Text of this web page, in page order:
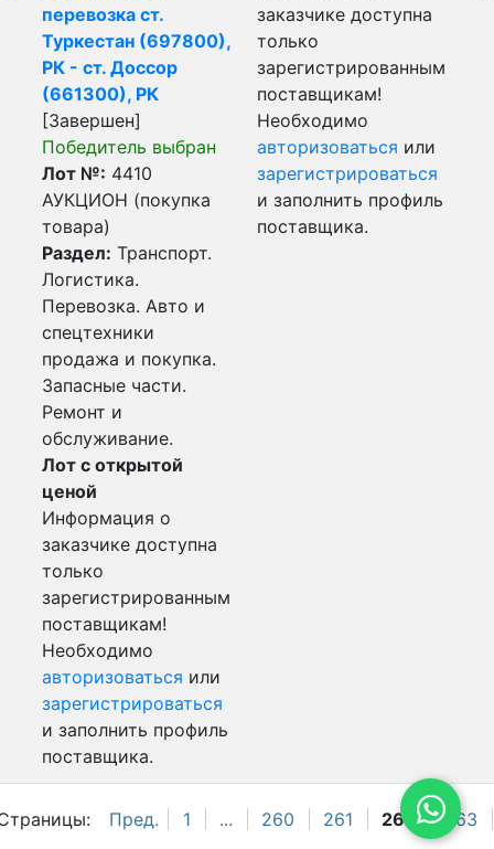
Пред. 1 ... 260 261 262 263
перевозка ст.
Туркестан (697800),
РК - ст. Доссор
(661300), РК
[Завершен]
Победитель выбран
Лот №: 4410
АУКЦИОН (покупка
товара)
Раздел: Транспорт.
Логистика.
Перевозка. Авто и
спецтехники
продажа и покупка.
Запасные части.
Ремонт и
обслуживание.
Лот с открытой
ценой
Информация о
заказчике доступна
только
зарегистрированным
поставщикам!
Необходимо
авторизоваться или
зарегистрироваться
и заполнить профиль
поставщика.
заказчике доступна
только
зарегистрированным
поставщикам!
Необходимо
авторизоваться или
зарегистрироваться
и заполнить профиль
поставщика.